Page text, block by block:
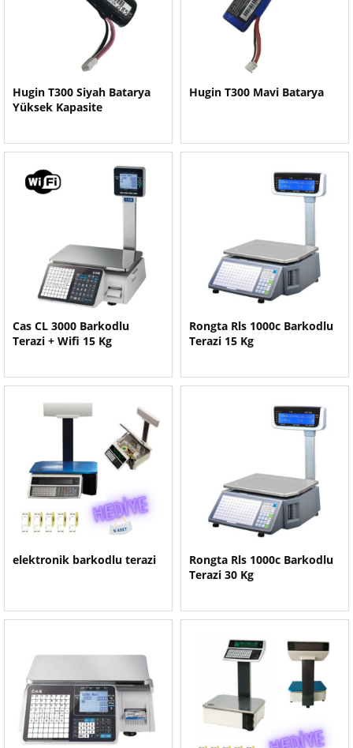
Hugin T300 Siyah Batarya
Yüksek Kapasite
Hugin T300 Mavi Batarya
Cas CL 3000 Barkodlu
Terazi + Wifi 15 Kg
Rongta Rls 1000c Barkodlu
Terazi 15 Kg
elektronik barkodlu terazi
Rongta Rls 1000c Barkodlu
Terazi 30 Kg